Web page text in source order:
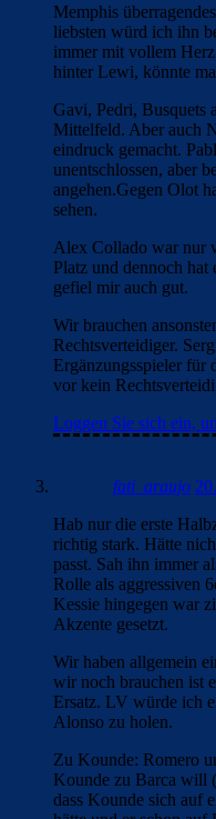
Memphis
liebsten würd ich ihn
immer mit vollem
hinter Lewi, könnte
Gavi, Pedri, Busquets
Mittelfeld. Aber auch
eindruck gemacht.
unentschlossen, aber
angehen.Gegen Olot
sehen.
Alex Collado war nur
Platz und dennoch hat
gefiel mir auch gut.
Wir brauchen
Rechtsverteidiger.
Ergänzungsspieler für
vor kein
Loggen Sie sich ein,
fati_araujo
Hab nur die erste
richtig stark. Hätte
passt. Sah ihn immer
Rolle als aggressiven
Kessie hingegen war
Akzente gesetzt.
Wir haben allgemein
wir noch brauchen ist
Ersatz. LV würde ich
Alonso zu holen.
Zu Kounde: Romero
Kounde zu Barca will
dass Kounde sich auf